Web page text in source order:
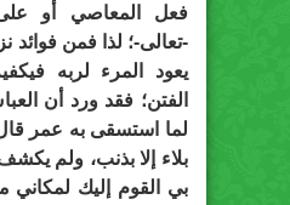
فعل المعاصي أو
-تعالى-؛ لذا فمن فوائد
يعود المرء لربه
الفتن؛ فقد ورد أن
لما استسقى به عمر
بلاء إلا بذنب، ولم
بي القوم إليك لمكاني